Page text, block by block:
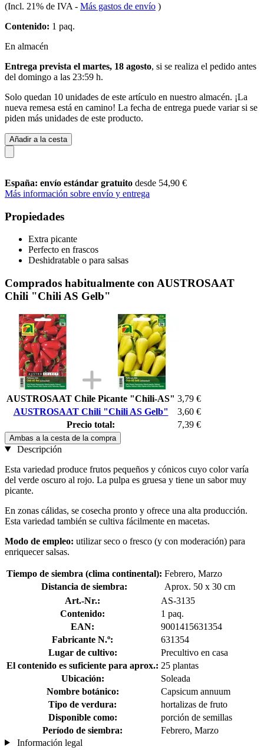
(Incl. 21% de IVA - Más gastos de envío )
Contenido: 1 paq.
En almacén
Entrega prevista el martes, 18 agosto, si se realiza el pedido antes
del domingo a las 23:59 h.
Solo quedan 10 unidades de este artículo en nuestro almacén. ¡La
nueva remesa está en camino! La fecha de entrega puede variar si se
piden más unidades de este producto.
Añadir a la cesta
España: envío estándar gratuito desde 54,90 €
Más información sobre envío y entrega
Propiedades
Extra picante
Perfecto en frascos
Deshidratable o para salsas
Comprados habitualmente con AUSTROSAAT
Chili "Chili AS Gelb"
AUSTROSAAT Chile Picante "Chili-AS" 3,79 €
AUSTROSAAT Chili "Chili AS Gelb"
3,60 €
Precio total:
7,39 €
Ambas a la cesta de la compra
Descripción
Esta variedad produce frutos pequeños y cónicos cuyo color varía
del verde oscuro al rojo. La pulpa es gruesa y tiene un sabor muy
picante.
En zonas cálidas, se cosecha pronto y ofrece una alta producción.
Esta variedad también se cultiva fácilmente en macetas.
Modo de empleo: utilizar seco o fresco (y con moderación) para
enriquecer salsas.
Tiempo de siembra (clima continental): Febrero, Marzo
Distancia de siembra:
Aprox. 50 x 30 cm
Art.-Nr.:
AS-3135
Contenido:
1 paq.
EAN:
9001415631354
Fabricante N.º:
631354
Lugar de cultivo:
Precultivo en casa
El contenido es suficiente para aprox.: 25 plantas
Ubicación:
Soleada
Nombre botánico:
Capsicum annuum
Tipo de verdura:
hortalizas de fruto
Disponible como:
porción de semillas
Período de siembra:
Febrero, Marzo
Información legal